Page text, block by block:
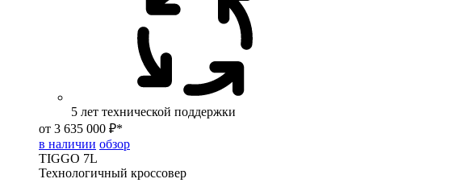
5 лет технической поддержки
от 3 635 000 ₽*
в наличии обзор
TIGGO 7L
Технологичный кроссовер